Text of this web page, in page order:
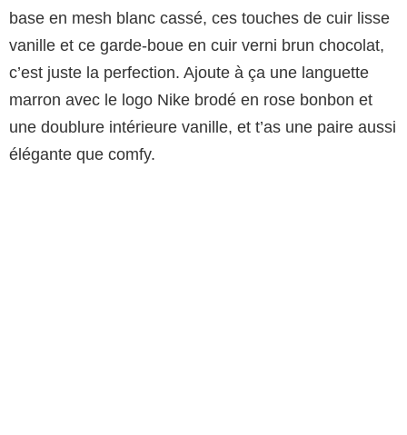
base en mesh blanc cassé, ces touches de cuir lisse
vanille et ce garde-boue en cuir verni brun chocolat,
c’est juste la perfection. Ajoute à ça une languette
marron avec le logo Nike brodé en rose bonbon et
une doublure intérieure vanille, et t’as une paire aussi
élégante que comfy.